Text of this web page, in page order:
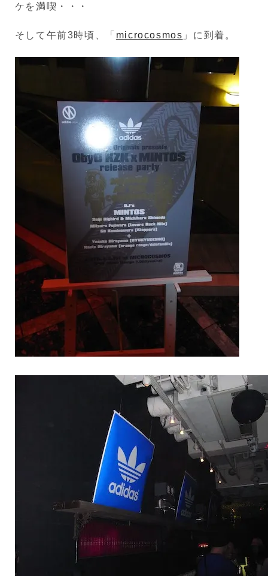
ケを満喫・・・
そして午前3時頃、「 microcosmos 」に到着。